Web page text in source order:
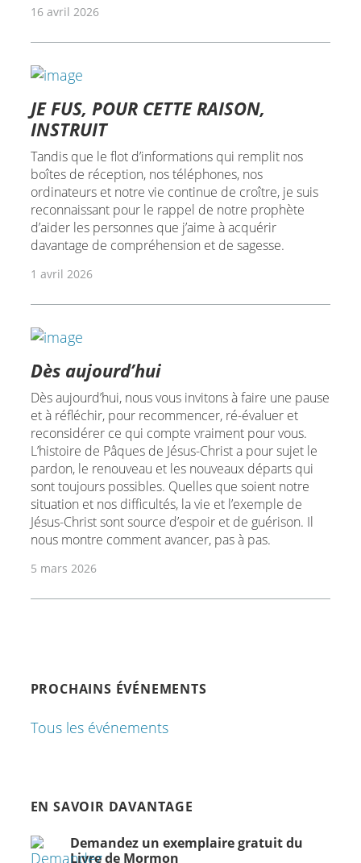
16 avril 2026
JE FUS, POUR CETTE RAISON,
INSTRUIT
Tandis que le flot d’informations qui remplit nos
boîtes de réception, nos téléphones, nos
ordinateurs et notre vie continue de croître, je suis
reconnaissant pour le rappel de notre prophète
d’aider les personnes que j’aime à acquérir
davantage de compréhension et de sagesse.
1 avril 2026
Dès aujourd’hui
Dès aujourd’hui, nous vous invitons à faire une pause
et à réfléchir, pour recommencer, ré-évaluer et
reconsidérer ce qui compte vraiment pour vous.
L’histoire de Pâques de Jésus-Christ a pour sujet le
pardon, le renouveau et les nouveaux départs qui
sont toujours possibles. Quelles que soient notre
situation et nos difficultés, la vie et l’exemple de
Jésus-Christ sont source d’espoir et de guérison. Il
nous montre comment avancer, pas à pas.
5 mars 2026
PROCHAINS ÉVÉNEMENTS
Tous les événements
EN SAVOIR DAVANTAGE
Demandez un exemplaire gratuit du
Livre de Mormon